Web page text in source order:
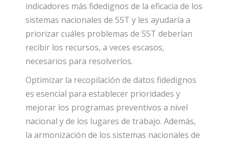
indicadores más fidedignos de la eficacia de los
sistemas nacionales de SST y les ayudaría a
priorizar cuáles problemas de SST deberían
recibir los recursos, a veces escasos,
necesarios para resolverlos.
Optimizar la recopilación de datos fidedignos
es esencial para establecer prioridades y
mejorar los programas preventivos a nivel
nacional y de los lugares de trabajo. Además,
la armonización de los sistemas nacionales de